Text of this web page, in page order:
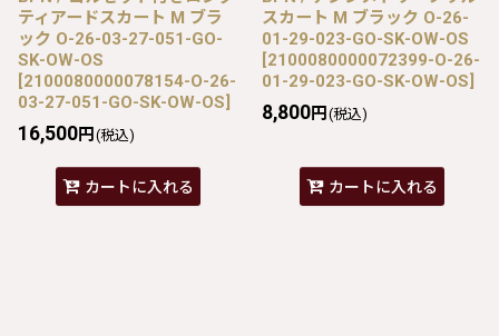
ティアードスカート M ブラ
ック O-26-03-27-051-GO-
SK-OW-OS
[2100080000078154-O-26-
03-27-051-GO-SK-OW-OS]
16,500円 (税込)
カートに入れる
スカート M ブラック O-26-
01-29-023-GO-SK-OW-OS
[2100080000072399-O-26-
01-29-023-GO-SK-OW-OS]
8,800円 (税込)
カートに入れる